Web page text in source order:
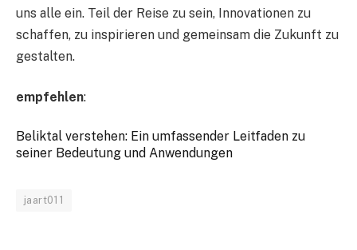
uns alle ein. Teil der Reise zu sein, Innovationen zu
schaffen, zu inspirieren und gemeinsam die Zukunft zu
gestalten.
empfehlen:
Beliktal verstehen: Ein umfassender Leitfaden zu
seiner Bedeutung und Anwendungen
jaart011